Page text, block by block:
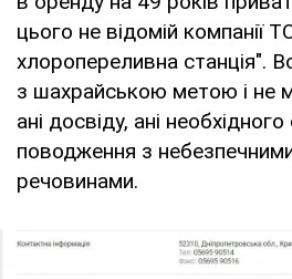
цього не відомій компанії
хлоропереливна станція".
з шахрайською метою і не
ані досвіду, ані
поводження з
речовинами.